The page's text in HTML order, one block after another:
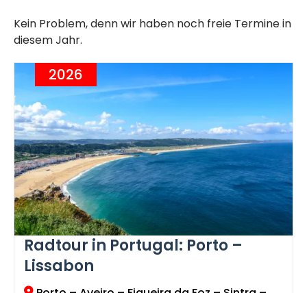
Kein Problem, denn wir haben noch freie Termine in
diesem Jahr.
2026
Radtour in Portugal: Porto –
Lissabon